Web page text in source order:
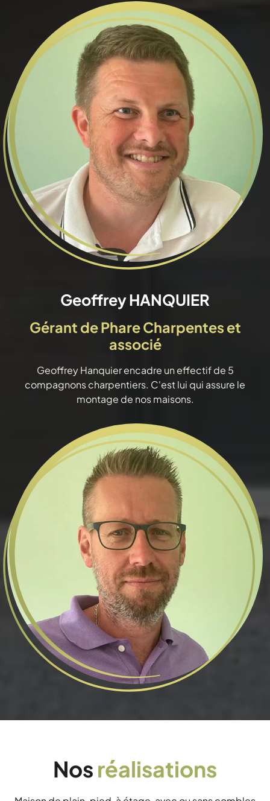
Geoffrey HANQUIER
Gérant de Phare Charpentes et
associé
Geoffrey Hanquier encadre un effectif de 5
compagnons charpentiers. C'est lui qui assure le
montage de nos maisons.
Nos réalisations